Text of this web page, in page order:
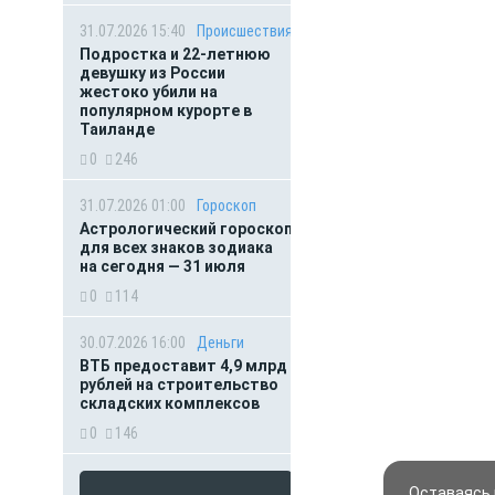
31.07.2026 15:40
Происшествия
Подростка и 22-летнюю
девушку из России
жестоко убили на
популярном курорте в
Таиланде
0
246
31.07.2026 01:00
Гороскоп
Астрологический гороскоп
для всех знаков зодиака
на сегодня — 31 июля
0
114
30.07.2026 16:00
Деньги
ВТБ предоставит 4,9 млрд
рублей на строительство
складских комплексов
0
146